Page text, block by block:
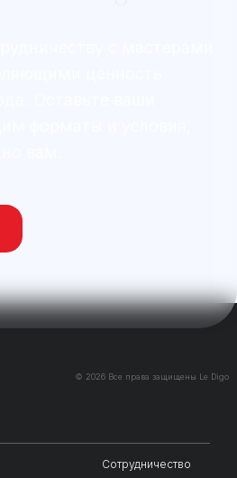
Сотрудничество
© 2026 Все права защищены Le Digo